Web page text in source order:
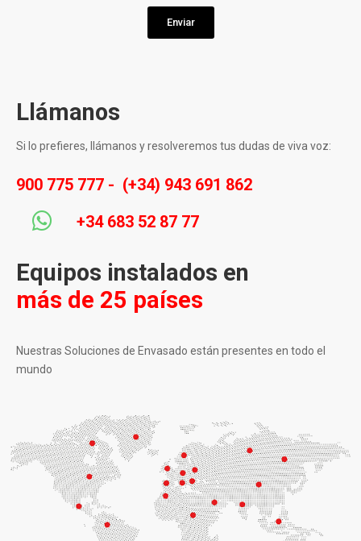
Enviar
Llámanos
Si lo prefieres, llámanos y resolveremos tus dudas de viva voz:
900 775 777 - (+34) 943 691 862
+34 683 52 87 77
Equipos instalados en
más de 25 países
Nuestras Soluciones de Envasado están presentes en todo el
mundo